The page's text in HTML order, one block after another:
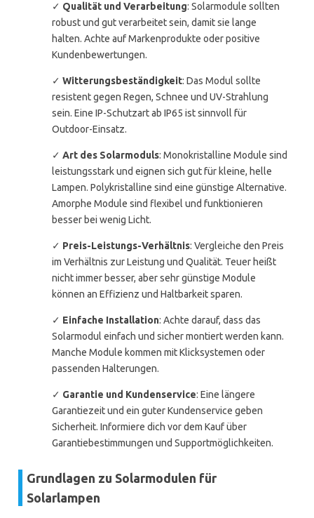
✓ Qualität und Verarbeitung: Solarmodule sollten
robust und gut verarbeitet sein, damit sie lange
halten. Achte auf Markenprodukte oder positive
Kundenbewertungen.
✓ Witterungsbeständigkeit: Das Modul sollte
resistent gegen Regen, Schnee und UV-Strahlung
sein. Eine IP-Schutzart ab IP65 ist sinnvoll für
Outdoor-Einsatz.
✓ Art des Solarmoduls: Monokristalline Module sind
leistungsstark und eignen sich gut für kleine, helle
Lampen. Polykristalline sind eine günstige Alternative.
Amorphe Module sind flexibel und funktionieren
besser bei wenig Licht.
✓ Preis-Leistungs-Verhältnis: Vergleiche den Preis
im Verhältnis zur Leistung und Qualität. Teuer heißt
nicht immer besser, aber sehr günstige Module
können an Effizienz und Haltbarkeit sparen.
✓ Einfache Installation: Achte darauf, dass das
Solarmodul einfach und sicher montiert werden kann.
Manche Module kommen mit Klicksystemen oder
passenden Halterungen.
✓ Garantie und Kundenservice: Eine längere
Garantiezeit und ein guter Kundenservice geben
Sicherheit. Informiere dich vor dem Kauf über
Garantiebestimmungen und Supportmöglichkeiten.
Grundlagen zu Solarmodulen für
Solarlampen